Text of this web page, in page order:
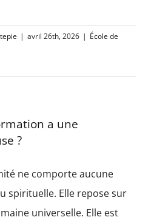
| avril 26th, 2026 | École de
a une
?
ne comporte aucune
spirituelle. Elle repose sur
universelle. Elle est